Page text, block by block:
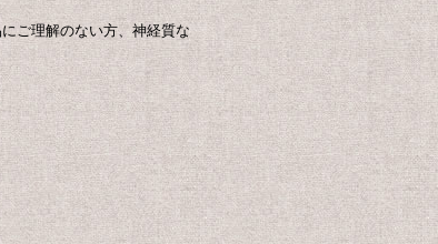
ご理解のない方、神経質な